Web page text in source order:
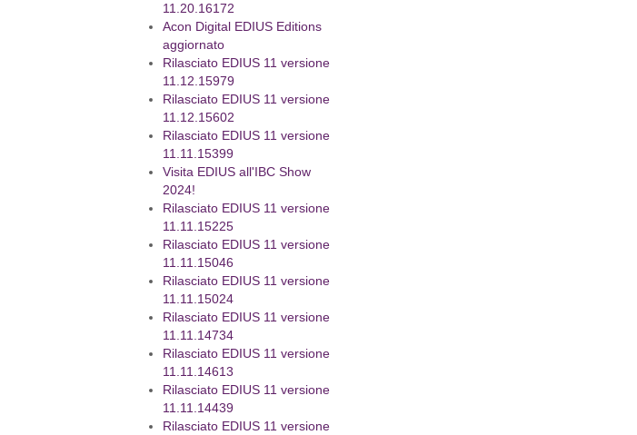
11.20.16172
Acon Digital EDIUS Editions
aggiornato
Rilasciato EDIUS 11 versione
11.12.15979
Rilasciato EDIUS 11 versione
11.12.15602
Rilasciato EDIUS 11 versione
11.11.15399
Visita EDIUS all'IBC Show
2024!
Rilasciato EDIUS 11 versione
11.11.15225
Rilasciato EDIUS 11 versione
11.11.15046
Rilasciato EDIUS 11 versione
11.11.15024
Rilasciato EDIUS 11 versione
11.11.14734
Rilasciato EDIUS 11 versione
11.11.14613
Rilasciato EDIUS 11 versione
11.11.14439
Rilasciato EDIUS 11 versione